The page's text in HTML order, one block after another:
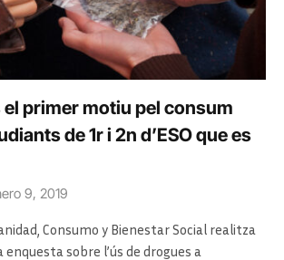
el primer motiu pel consum
de 1r i 2n d’ESO que es
9, 2019
Consumo y Bienestar Social realitza
enquesta sobre l’ús de drogues a